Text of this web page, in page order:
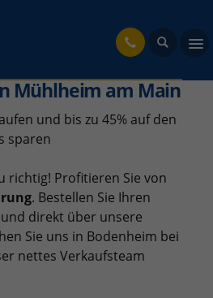
Mühlheim am Main
und bis zu 45% auf den
sparen
richtig! Profitieren Sie von
. Bestellen Sie Ihren
direkt über unsere
Sie uns in Bodenheim bei
nettes Verkaufsteam